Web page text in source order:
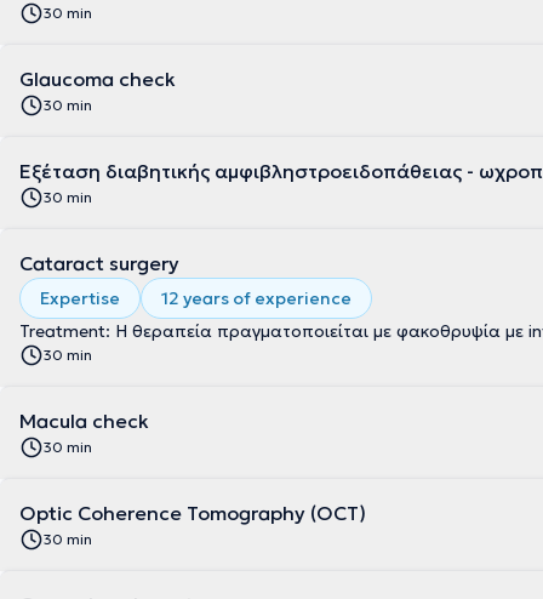
30 min
Glaucoma check
30 min
Εξέταση διαβητικής αμφιβληστροειδοπάθειας -
30 min
Cataract surgery
Expertise
12 years of experience
Treatment: Η θεραπεία πραγματοποιείται με φακοθρυψία με
30 min
Macula check
30 min
Optic Coherence Tomography (OCT)
30 min